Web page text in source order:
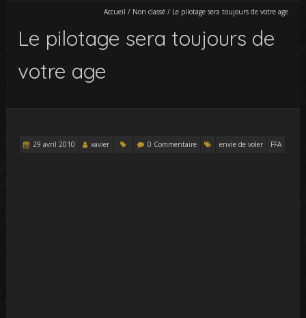
Accueil / Non classé/ Le pilotage sera toujours de votre age
Le pilotage sera toujours de
votre age
29 avril 2010 xavier 0 Commentaire envie de voler FFA